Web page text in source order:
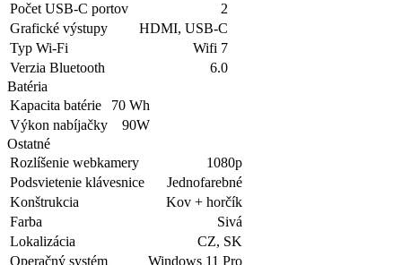
Počet USB-C portov
2
Grafické výstupy
HDMI, USB-C
Typ Wi-Fi
Wifi 7
Verzia Bluetooth
6.0
Batéria
Kapacita batérie
70 Wh
Výkon nabíjačky
90W
Ostatné
Rozlíšenie webkamery
1080p
Podsvietenie klávesnice
Jednofarebné
Konštrukcia
Kov + horčík
Farba
Sivá
Lokalizácia
CZ, SK
Operačný systém
Windows 11 Pro